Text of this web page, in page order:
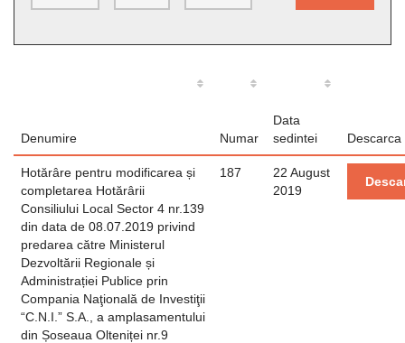
Denumire Numar
Data
sedintei
Descarca
Hotărâre pentru modificarea și
completarea Hotărârii
Consiliului Local Sector 4 nr.139
din data de 08.07.2019 privind
predarea către Ministerul
Dezvoltării Regionale și
Administrației Publice prin
Compania Naţională de Investiţii
“C.N.I.” S.A., a amplasamentului
din Șoseaua Olteniței nr.9
187
22 August
2019